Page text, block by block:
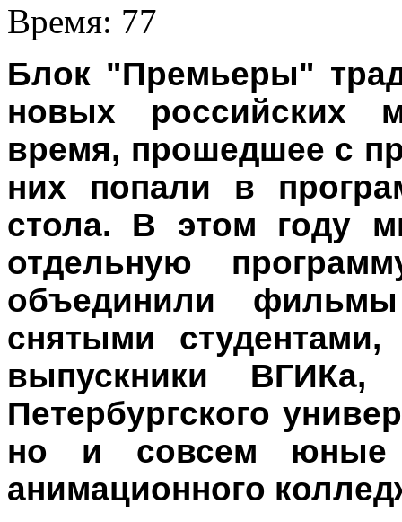
Время: 77
Блок "Премьеры"
новых российских
время, прошедшее с
них попали в
стола. В этом году
отдельную
объединили
снятыми
выпускники
Петербургского
но и совсем юные
анимационного